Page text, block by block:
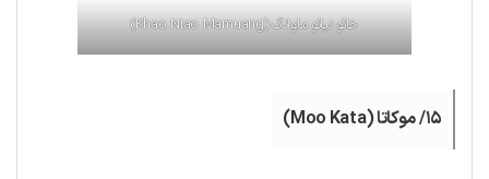
خائو نیائو ماوانگ (Khao Niao Mamuang)
۱۵/ موکاتا (Moo Kata)